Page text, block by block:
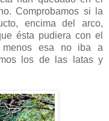
Comprobamos si la
encima del arco,
ésta pudiera con el
esa no iba a
los de las latas y